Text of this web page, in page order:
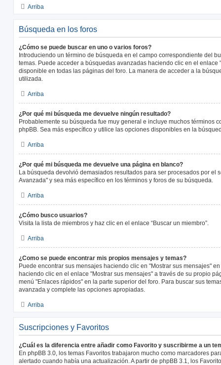
Arriba
Búsqueda en los foros
¿Cómo se puede buscar en uno o varios foros?
Introduciendo un término de búsqueda en el campo correspondiente del
temas. Puede acceder a búsquedas avanzadas haciendo clic en el enlace
disponible en todas las páginas del foro. La manera de acceder a la
utilizada.
Arriba
¿Por qué mi búsqueda me devuelve ningún resultado?
Probablemente su búsqueda fue muy general e incluye muchos términos
phpBB. Sea más específico y utilice las opciones disponibles en la
Arriba
¿Por qué mi búsqueda me devuelve una página en blanco?
La búsqueda devolvió demasiados resultados para ser procesados por el
Avanzada" y sea más específico en los términos y foros de su búsqueda.
Arriba
¿Cómo busco usuarios?
Visita la lista de miembros y haz clic en el enlace “Buscar un miembro”.
Arriba
¿Como se puede encontrar mis propios mensajes y temas?
Puede encontrar sus mensajes haciendo clic en "Mostrar sus mensajes"
haciendo clic en el enlace "Mostrar sus mensajes" a través de su propio
menú "Enlaces rápidos" en la parte superior del foro. Para buscar sus
avanzada y complete las opciones apropiadas.
Arriba
Suscripciones y Favoritos
¿Cuál es la diferencia entre añadir como Favorito y suscribirme a un
En phpBB 3.0, los temas Favoritos trabajaron mucho como marcadores
alertado cuando había una actualización. A partir de phpBB 3.1, los